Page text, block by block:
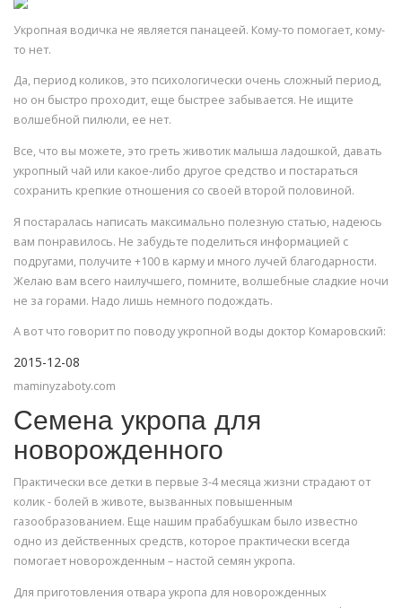
Укропная водичка не является панацеей. Кому-то помогает, кому-
то нет.
Да, период коликов, это психологически очень сложный период,
но он быстро проходит, еще быстрее забывается. Не ищите
волшебной пилюли, ее нет.
Все, что вы можете, это греть животик малыша ладошкой, давать
укропный чай или какое-либо другое средство и постараться
сохранить крепкие отношения со своей второй половиной.
Я постаралась написать максимально полезную статью, надеюсь
вам понравилось. Не забудьте поделиться информацией с
подругами, получите +100 в карму и много лучей благодарности.
Желаю вам всего наилучшего, помните, волшебные сладкие ночи
не за горами. Надо лишь немного подождать.
А вот что говорит по поводу укропной воды доктор Комаровский:
2015-12-08
maminyzaboty.com
Семена укропа для
новорожденного
Практически все детки в первые 3-4 месяца жизни страдают от
колик - болей в животе, вызванных повышенным
газообразованием. Еще нашим прабабушкам было известно
одно из действенных средств, которое практически всегда
помогает новорожденным – настой семян укропа.
Для приготовления отвара укропа для новорожденных